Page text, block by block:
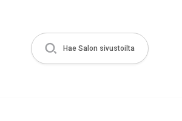
Hae Salon sivustoilta